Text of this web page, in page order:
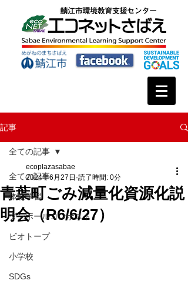
記事
全ての記事
体験学習
ダンボールコンポスト
ビオトープ
小学校
SDGs
全ての記事
青葉町ごみ減量化資源化説
明会（R6/6/27）
ecoplazasabae
2024年6月27日 読了時間: 0分